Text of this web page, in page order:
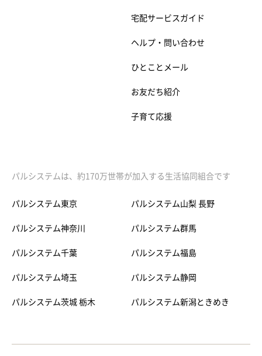
宅配サービスガイド
ヘルプ・問い合わせ
ひとことメール
お友だち紹介
子育て応援
パルシステムは、約170万世帯が加入する生活協同組合です
パルシステム東京
パルシステム神奈川
パルシステム千葉
パルシステム埼玉
パルシステム茨城 栃木
パルシステム山梨 長野
パルシステム群馬
パルシステム福島
パルシステム静岡
パルシステム新潟ときめき